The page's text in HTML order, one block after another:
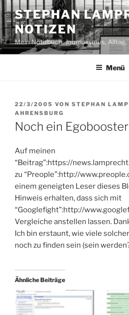
Zum
Inhalt
springen
STEPHAN
NOTIZEN
Mein Notizbuch: Journalismus, Alltag,
Menü
VERÖFFENTLICHT
AM
22/3/2005 VON STEPHAN
AHRENSBURG
Noch ein Egobooster
Auf meinen
“Beitrag”:https://
zu “Preople”:http://
einem geneigten Leser dieses
Hinweis erhalten, dass sich mit
“Googlefight”:http://
Vergleiche anstellen lassen.
Ich bin erstaunt, wie viele
noch zu finden sein (sein
Ähnliche Beiträge